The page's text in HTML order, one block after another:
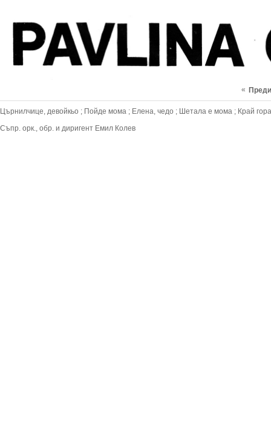
«
Църнилчице, девойкьо ; Пойде мома ; Елена, чедо ; Шетала е мома ; Край
Съпр. орк., обр. и диригент Емил Колев